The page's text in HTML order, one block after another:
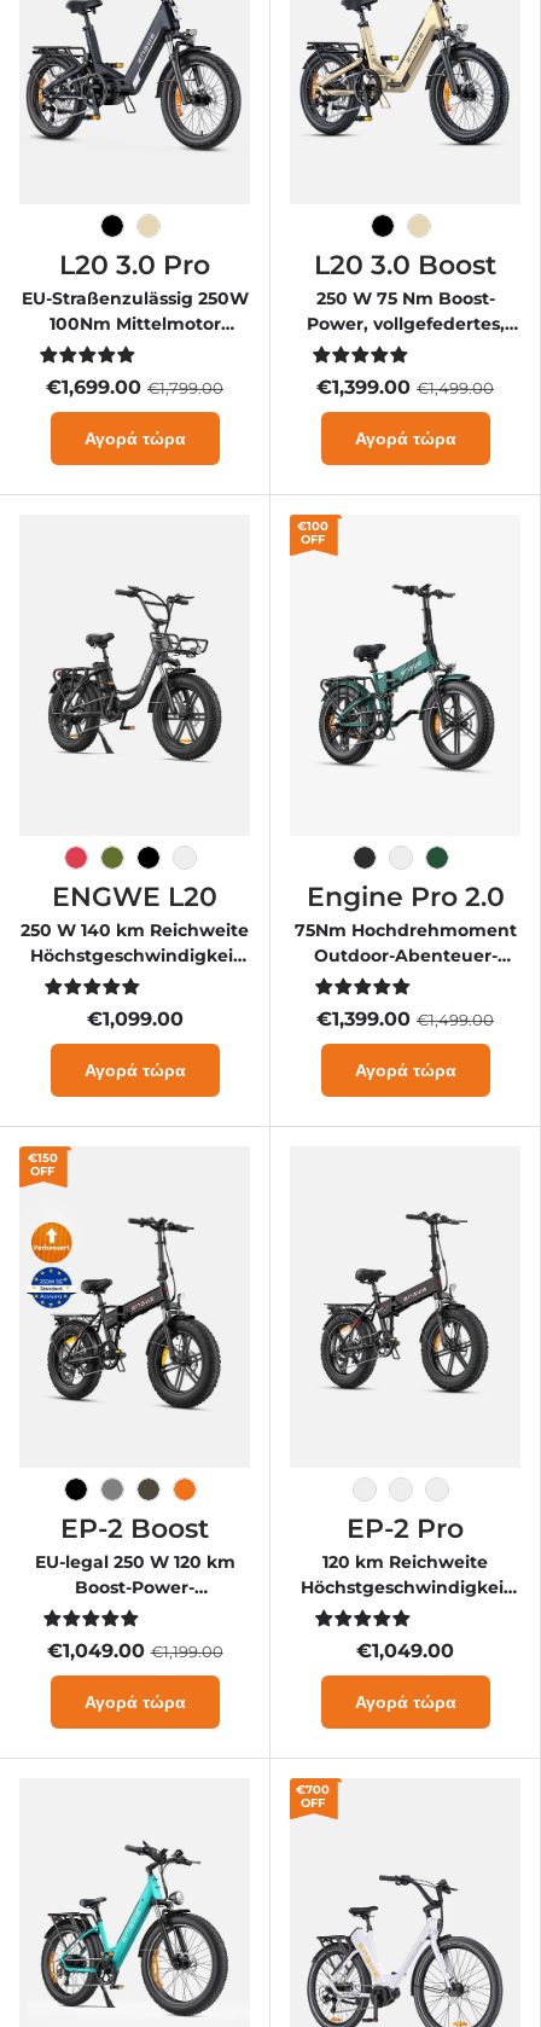
Schwarz
Sekt
L20 3.0 Pro
EU-Straßenzulässig 250W
100Nm Mittelmotor
Vollgefedertes Kompakt
EBike
€1,699.00 €1,799.00
Αγορά τώρα
Schwarz
Sekt
L20 3.0 Boost
250 W 75 Nm Boost-
Power, vollgefedertes,
kompaktes E-Bike
€1,399.00 €1,499.00
Αγορά τώρα
Flamingorosa Rosa
Avocado Grün
Onyx Schwarz
Χιονάτη
ENGWE L20
250 W 140 km Reichweite
Höchstgeschwindigkeit
25 km/h Step-Thru-E-Bike
€1,099.00
Αγορά τώρα
€100
OFF
Space Schwarz
ΜπλεBerggrün
Engine Pro 2.0
75Nm Hochdrehmoment
Outdoor-Abenteuer-
Klapprad mit
Elektroantrieb
€1,399.00 €1,499.00
Αγορά τώρα
€150
OFF
Schwarz
GrauBraun
EP-2 Boost
EU-legal 250 W 120 km
Boost-Power-
Drehmomentsensor All-
Terrain-E-Bike
€1,049.00€1,199.00
Αγορά τώρα
ΜαύροςΒαθμόςΠορτοκάλι
EP-2 Pro
120 km Reichweite
Höchstgeschwindigkeit
Vorderfederung EBike
€1,049.00
Αγορά τώρα
€700
OFF